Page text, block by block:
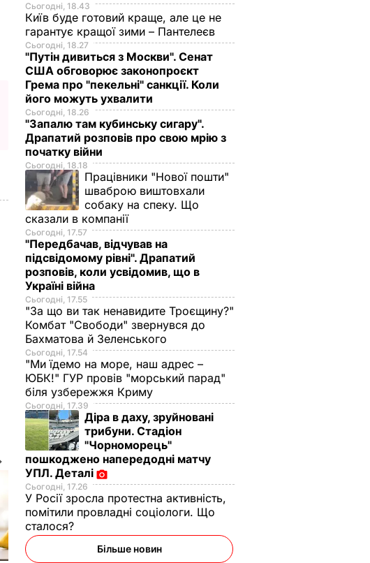
Сьогодні, 18.43
Київ буде готовий краще, але це не
гарантує кращої зими – Пантелеєв
Сьогодні, 18.27
"Путін дивиться з Москви". Сенат
США обговорює законопроєкт
Грема про "пекельні" санкції. Коли
його можуть ухвалити
Сьогодні, 18.26
"Запалю там кубинську сигару".
Драпатий розповів про свою мрію з
початку війни
Сьогодні, 18.18
Працівники "Нової пошти"
шваброю виштовхали
собаку на спеку. Що
сказали в компанії
Сьогодні, 17.57
"Передбачав, відчував на
підсвідомому рівні". Драпатий
розповів, коли усвідомив, що в
Україні війна
Сьогодні, 17.55
"За що ви так ненавидите Троєщину?"
Комбат "Свободи" звернувся до
Бахматова й Зеленського
Сьогодні, 17.54
"Ми їдемо на море, наш адрес –
ЮБК!" ГУР провів "морський парад"
біля узбережжя Криму
Сьогодні, 17.39
Діра в даху, зруйновані
трибуни. Стадіон
"Чорноморець"
пошкоджено напередодні матчу
УПЛ. Деталі
Сьогодні, 17.26
У Росії зросла протестна активність,
помітили провладні соціологи. Що
сталося?
Більше новин